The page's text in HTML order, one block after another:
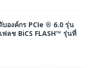
บองค์กร PCIe ® 6.0 รุ่น
ลช BiCS FLASH™ รุ่นที่